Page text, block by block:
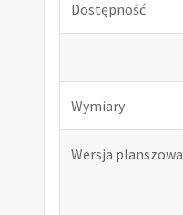
Dostępność
Wymiary
Wersja planszowa